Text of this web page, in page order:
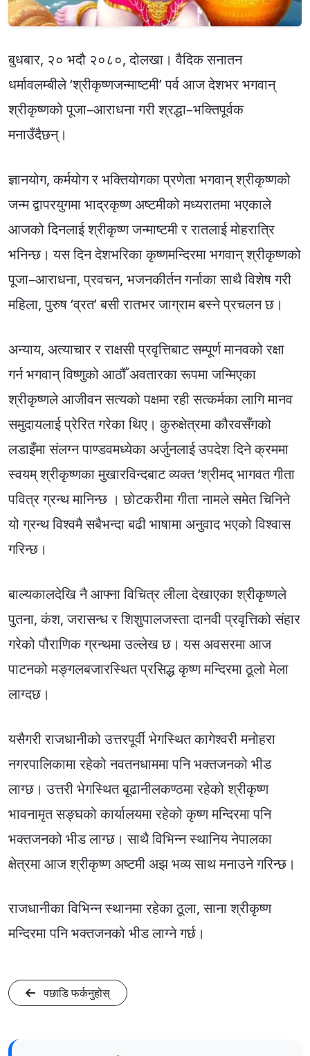
बुधबार, २० भदौ २०८०, दोलखा। वैदिक सनातन
धर्मावलम्बीले ‘श्रीकृष्णजन्माष्टमी’ पर्व आज देशभर भगवान्
श्रीकृष्णको पूजा–आराधना गरी श्रद्धा–भक्तिपूर्वक
मनाउँदैछन्।
ज्ञानयोग, कर्मयोग र भक्तियोगका प्रणेता भगवान् श्रीकृष्णको
जन्म द्वापरयुगमा भाद्रकृष्ण अष्टमीको मध्यरातमा भएकाले
आजको दिनलाई श्रीकृष्ण जन्माष्टमी र रातलाई मोहरात्रि
भनिन्छ। यस दिन देशभरिका कृष्णमन्दिरमा भगवान् श्रीकृष्णको
पूजा–आराधना, प्रवचन, भजनकीर्तन गर्नाका साथै विशेष गरी
महिला, पुरुष ‘व्रत’ बसी रातभर जाग्राम बस्ने प्रचलन छ।
अन्याय, अत्याचार र राक्षसी प्रवृत्तिबाट सम्पूर्ण मानवको रक्षा
गर्न भगवान् विष्णुको आठौँ अवतारका रूपमा जन्मिएका
श्रीकृष्णले आजीवन सत्यको पक्षमा रही सत्कर्मका लागि मानव
समुदायलाई प्रेरित गरेका थिए। कुरुक्षेत्रमा कौरवसँगको
लडाइँमा संलग्न पाण्डवमध्येका अर्जुनलाई उपदेश दिने क्रममा
स्वयम् श्रीकृष्णका मुखारविन्दबाट व्यक्त ‘श्रीमद् भागवत गीता
पवित्र ग्रन्थ मानिन्छ । छोटकरीमा गीता नामले समेत चिनिने
यो ग्रन्थ विश्वमै सबैभन्दा बढी भाषामा अनुवाद भएको विश्वास
गरिन्छ।
बाल्यकालदेखि नै आफ्ना विचित्र लीला देखाएका श्रीकृष्णले
पुतना, कंश, जरासन्ध र शिशुपालजस्ता दानवी प्रवृत्तिको संहार
गरेको पौराणिक ग्रन्थमा उल्लेख छ। यस अवसरमा आज
पाटनको मङ्गलबजारस्थित प्रसिद्ध कृष्ण मन्दिरमा ठूलो मेला
लाग्दछ।
यसैगरी राजधानीको उत्तरपूर्वी भेगस्थित कागेश्वरी मनोहरा
नगरपालिकामा रहेको नवतनधाममा पनि भक्तजनको भीड
लाग्छ। उत्तरी भेगस्थित बूढानीलकण्ठमा रहेको श्रीकृष्ण
भावनामृत सङ्घको कार्यालयमा रहेको कृष्ण मन्दिरमा पनि
भक्तजनको भीड लाग्छ। साथै विभिन्न स्थानिय नेपालका
क्षेत्रमा आज श्रीकृष्ण अष्टमी अझ भव्य साथ मनाउने गरिन्छ।
राजधानीका विभिन्न स्थानमा रहेका ठूला, साना श्रीकृष्ण
मन्दिरमा पनि भक्तजनको भीड लाग्ने गर्छ।
पछाडि फर्कनुहोस्